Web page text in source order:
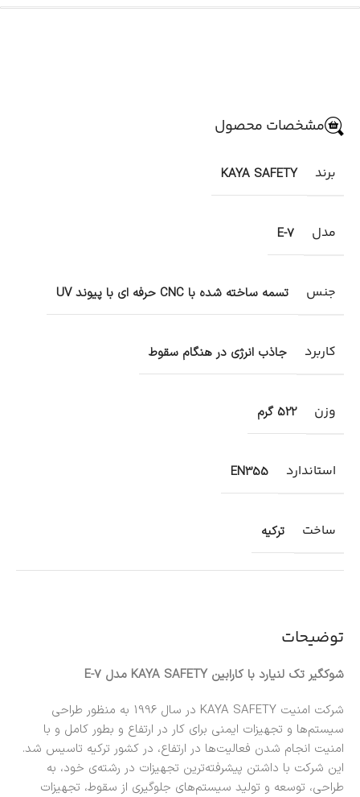
توضیحات
شوکگیر تک لنیارد با کارابین KAYA SAFETY مدل E-7
شرکت امنیت KAYA SAFETY در سال 1996 به منظور طراحی
سیستم‌ها و تجهیزات ایمنی برای کار در ارتفاع و بطور کامل و با
امنیت انجام شدن فعالیت‌ها در ارتفاع، در کشور ترکیه تاسیس شد.
این شرکت با داشتن پیشرفته‌ترین تجهیزات در رشته‌ی خود، به
طراحی، توسعه و تولید سیستم‌های جلوگیری از سقوط، تجهیزات
مشخصات محصول
برند KAYA SAFETY
مدل E-7
جنس تسمه ساخته شده با CNC حرفه ای با پیوند UV
کاربرد جاذب انرژی در هنگام سقوط
وزن 522 گرم
استاندارد EN355
ساخت ترکیه